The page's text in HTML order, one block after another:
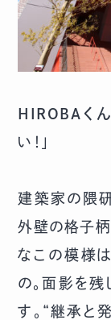
HIROBAくん
い！」
建築家の隈
外壁の格子柄
なこの模様
の。面影を残
す。“継承と